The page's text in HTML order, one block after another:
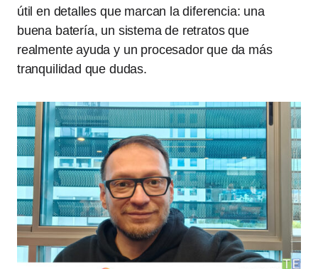
útil en detalles que marcan la diferencia: una
buena batería, un sistema de retratos que
realmente ayuda y un procesador que da más
tranquilidad que dudas.